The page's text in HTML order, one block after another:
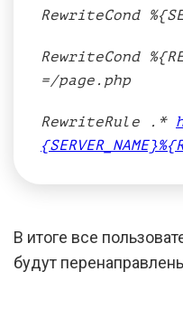
RewriteCond
RewriteCond
=/page.php
RewriteRule .*
В итоге все
будут